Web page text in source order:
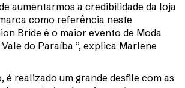
aumentarmos a credibilidade da loja
como referência neste
Bride é o maior evento de Moda
do Paraíba ”, explica Marlene
é realizado um grande desfile com as